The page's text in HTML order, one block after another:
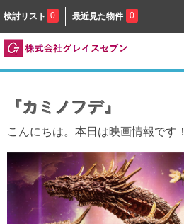
検討リスト 0 最近見た物件 0
『カミノフデ』
こんにちは。本日は映画情報です！